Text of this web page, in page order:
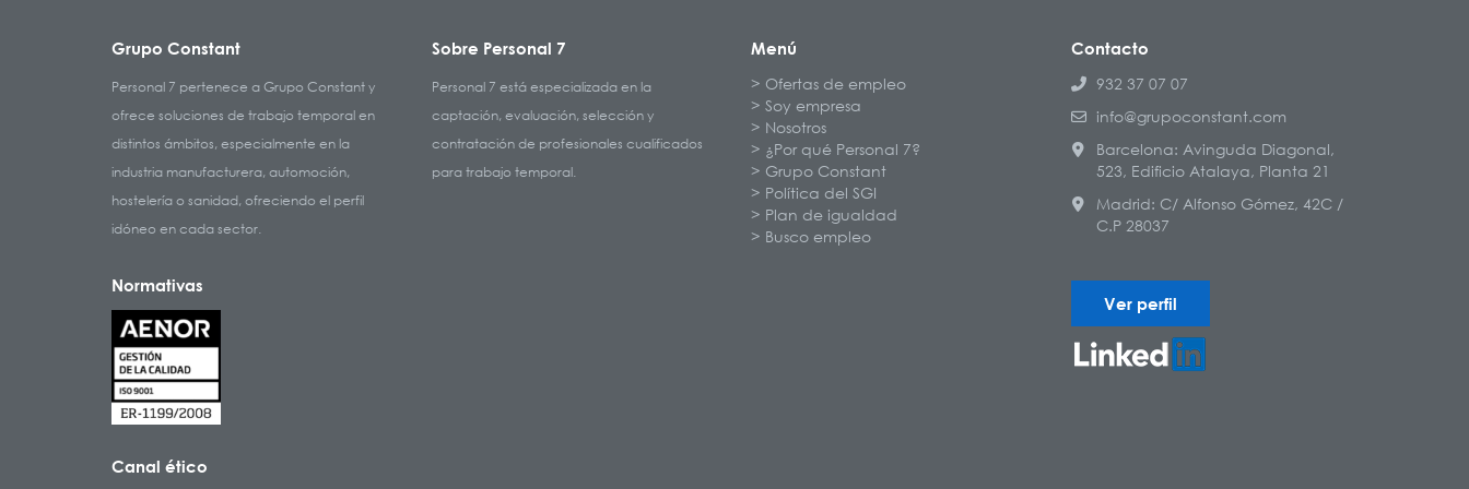
Grupo Constant
Personal 7 pertenece a Grupo Constant y
ofrece soluciones de trabajo temporal en
distintos ámbitos, especialmente en la
industria manufacturera, automoción,
hostelería o sanidad, ofreciendo el perfil
idóneo en cada sector.
Normativas
Canal ético
Sobre Personal 7
Personal 7 está especializada en la
captación, evaluación, selección y
contratación de profesionales cualificados
para trabajo temporal.
Menú
Ofertas de empleo
Soy empresa
Nosotros
¿Por qué Personal 7?
Grupo Constant
Política del SGI
Plan de igualdad
Busco empleo
Contacto
932 37 07 07
info@grupoconstant.com
Barcelona: Avinguda Diagonal,
523, Edificio Atalaya, Planta 21
Madrid: C/ Alfonso Gómez, 42C /
C.P 28037
Ver perfil